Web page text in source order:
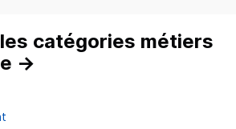
catégories métiers
→